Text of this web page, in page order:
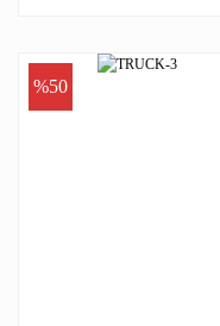
%50